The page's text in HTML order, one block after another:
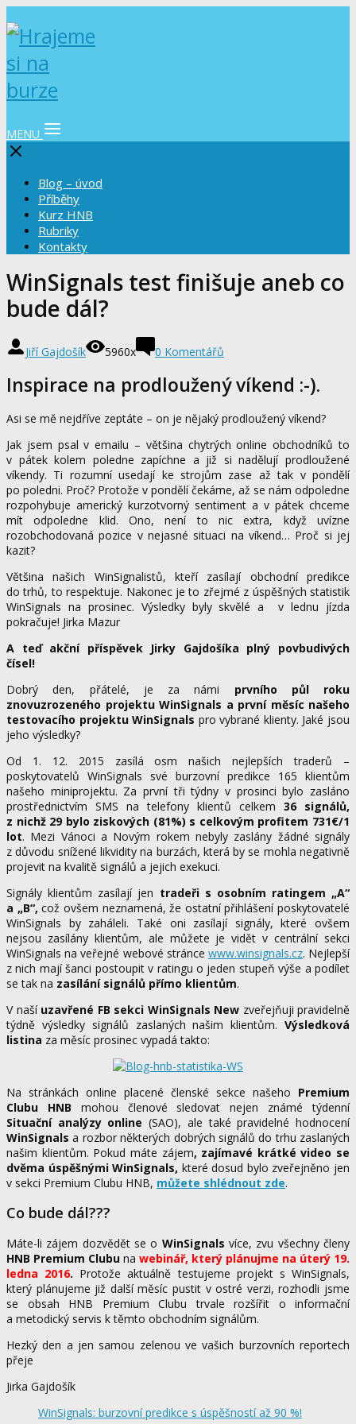
MENU
Blog – úvod
Příběhy
Kurz HNB
Rubriky
Kontakty
WinSignals test finišuje aneb co
bude dál?
Jiří Gajdošík 5960x 0 Komentářů
Inspirace na prodloužený víkend :-).
Asi se mě nejdříve zeptáte – on je nějaký prodloužený víkend?
Jak jsem psal v emailu – většina chytrých online obchodníků to
v pátek kolem poledne zapíchne a již si nadělují prodloužené
víkendy. Ti rozumní usedají ke strojům zase až tak v pondělí
po poledni. Proč? Protože v pondělí čekáme, až se nám odpoledne
rozpohybuje americký kurzotvorný sentiment a v pátek chceme
mít odpoledne klid. Ono, není to nic extra, když uvízne
rozobchodovaná pozice v nejasné situaci na víkend… Proč si jej
kazit?
Většina našich WinSignalistů, kteří zasílají obchodní predikce
do trhů, to respektuje. Nakonec je to zřejmé z úspěšných statistik
WinSignals na prosinec. Výsledky byly skvělé a v lednu jízda
pokračuje! Jirka Mazur
A teď akční příspěvek Jirky Gajdošíka plný povbudivých
čísel!
Dobrý den, přátelé, je za námi prvního půl roku
znovuzrozeného projektu WinSignals a první měsíc našeho
testovacího projektu WinSignals pro vybrané klienty. Jaké jsou
jeho výsledky?
Od 1. 12. 2015 zasílá osm našich nejlepších traderů –
poskytovatelů WinSignals své burzovní predikce 165 klientům
našeho miniprojektu. Za první tři týdny v prosinci bylo zasláno
prostřednictvím SMS na telefony klientů celkem 36 signálů,
z nichž 29 bylo ziskových (81%) s celkovým profitem 731€/1
lot. Mezi Vánoci a Novým rokem nebyly zaslány žádné signály
z důvodu snížené likvidity na burzách, která by se mohla negativně
projevit na kvalitě signálů a jejich exekuci.
Signály klientům zasílají jen tradeři s osobním ratingem „A“
a „B“, což ovšem neznamená, že ostatní přihlášení poskytovatelé
WinSignals by zaháleli. Také oni zasílají signály, které ovšem
nejsou zasílány klientům, ale můžete je vidět v centrální sekci
WinSignals na veřejné webové stránce www.winsignals.cz. Nejlepší
z nich mají šanci postoupit v ratingu o jeden stupeň výše a podílet
se tak na zasílání signálů přímo klientům.
V naší uzavřené FB sekci WinSignals New zveřejňuji pravidelně
týdně výsledky signálů zaslaných našim klientům. Výsledková
listina za měsíc prosinec vypadá takto:
Na stránkách online placené členské sekce našeho Premium
Clubu HNB mohou členové sledovat nejen známé týdenní
Situační analýzy online (SAO), ale také pravidelné hodnocení
WinSignals a rozbor některých dobrých signálů do trhu zaslaných
našim klientům. Pokud máte zájem, zajímavé krátké video se
dvěma úspěšnými WinSignals, které dosud bylo zveřejněno jen
v sekci Premium Clubu HNB, můžete shlédnout zde.
Co bude dál???
Máte-li zájem dozvědět se o WinSignals více, zvu všechny členy
HNB Premium Clubu na webinář, který plánujme na úterý 19.
ledna 2016. Protože aktuálně testujeme projekt s WinSignals,
který plánujeme již další měsíc pustit v ostré verzi, rozhodli jsme
se obsah HNB Premium Clubu trvale rozšířit o informační
a metodický servis k těmto obchodním signálům.
Hezký den a jen samou zelenou ve vašich burzovních reportech
přeje
Jirka Gajdošík
WinSignals: burzovní predikce s úspěšností až 90 %!